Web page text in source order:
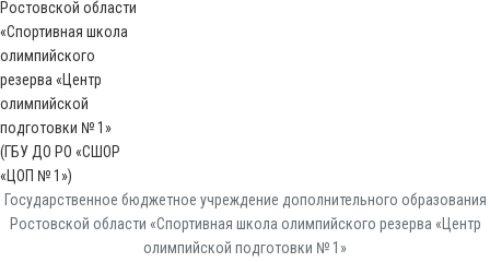
Государственное бюджетное учреждение дополнительного образования
Ростовской области «Спортивная школа олимпийского резерва «Центр
олимпийской подготовки № 1»